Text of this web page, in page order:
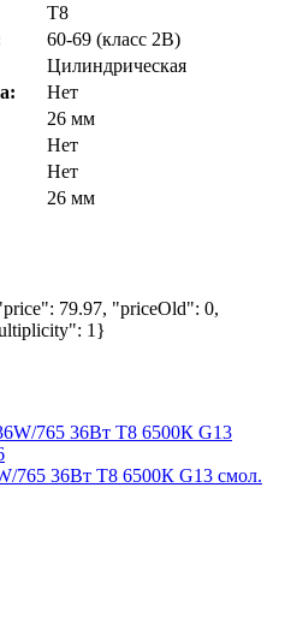
T8
60-69 (класс 2В)
Цилиндрическая
Нет
26 мм
Нет
Нет
26 мм
79.97, "priceOld": 0,
1}
765 36Вт T8 6500К G13 смол.